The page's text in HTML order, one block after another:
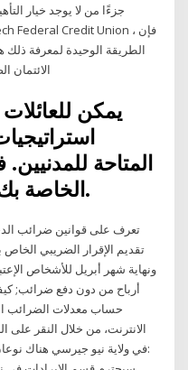
جزءًا من لا يوجد خيار
الطريقة الوحيدة لمعرفة
يمكن
المتاحة
الخاصة بك ووضع المال في جيبك.
تعرف على قوانين ضرائب
تقديم الإقرار الضريبي
ونهاية شهر أبريل للأشخاص
أرباح من دون دفع ضرائب;
حساب معدلات الضرائب
الانترنت، من خلال النقر